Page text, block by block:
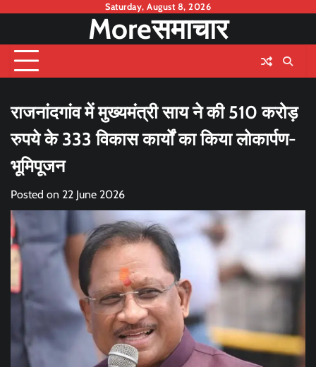
content
Saturday, August 8, 2026
Moreसमाचार
राजनांदगांव में मुख्यमंत्री साय ने की 510 करोड़
रुपये के 333 विकास कार्यों का किया लोकार्पण-
भूमिपूजन
Posted on 22 June 2026